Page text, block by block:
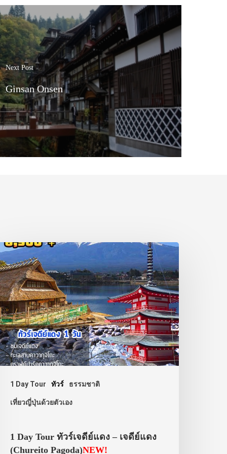
Next Post
Ginsan Onsen
1 Day Tour ทัวร์ ธรรมชาติ
เที่ยวญี่ปุ่นด้วยตัวเอง
1 Day Tour ทัวร์เจดีย์แดง – เจดีย์แดง
(Chureito Pagoda)NEW!